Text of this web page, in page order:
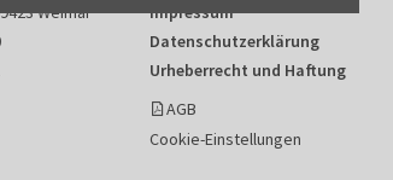
Weimar
Impressum
Datenschutzerklärung
Urheberrecht und Haftung
AGB
Cookie-Einstellungen